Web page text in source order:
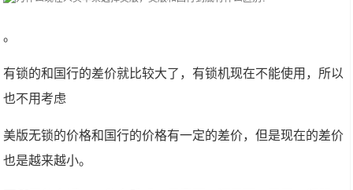
。
有锁的和国行的差价就比较大了，有锁机现在不能使用，所以
也不用考虑
美版无锁的价格和国行的价格有一定的差价，但是现在的差价
也是越来越小。